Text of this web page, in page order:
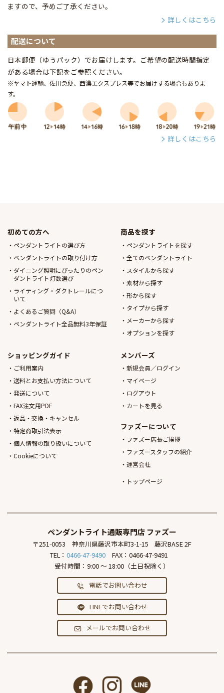
ますので、予めご了承ください。
詳しくはこちら
配送について
日本郵便（ゆうパック）でお届けします。ご希望の配送時間指定
がある場合は下記をご参照ください。
※ヤマト運輸、佐川急便、西濃エクスプレス等でお届けする場合もありま
す。
詳しくはこちら
初めての方へ
ペンダントライトの選び方
ペンダントライトの取り付け方
ダイニング照明にぴったりのペン
ダントライト灯数選び
ライティング・ダクトレールにつ
いて
よくあるご質問（Q&A）
ペンダントライト全品無料3年保証
商品を探す
ペンダントライトを探す
全てのペンダントライト
スタイルから探す
素材から探す
形から探す
タイプから探す
メーカーから探す
オプションを探す
ショッピングガイド
ご利用案内
送料とお支払い方法について
発送について
FAX注文用PDF
返品・交換・キャンセル
特定商取引法表示
個人情報の取り扱いについて
Cookieについて
メンバーズ
新規会員／ログイン
マイページ
ログアウト
カートを見る
ファズーについて
ファズー店長ご挨拶
ファズースタッフの紹介
運営会社
トップページ
ペンダントライト通販専門店 ファズー
〒251-0053 神奈川県藤沢市本町3-1-15
藤沢BASE 2F
TEL： 0466-47-9490
FAX：0466-47-9491
受付時間：9:00 ～ 18:00（土日祝除く）
電話でお問い合わせ
LINEでお問い合わせ
メールでお問い合わせ